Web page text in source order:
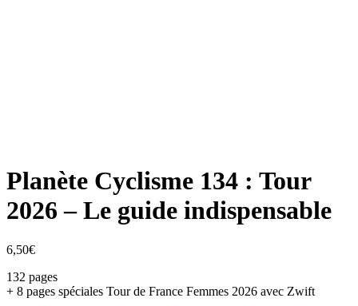
Planète Cyclisme 134 : Tour
2026 – Le guide indispensable
6,50€
132 pages
+ 8 pages spéciales Tour de France Femmes 2026 avec Zwift